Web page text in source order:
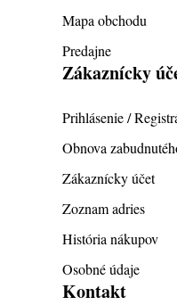
Mapa obchodu
Predajne
Zákaznícky
Prihlásenie /
Obnova
Zákaznícky účet
Zoznam adries
História nákupov
Osobné údaje
Kontakt